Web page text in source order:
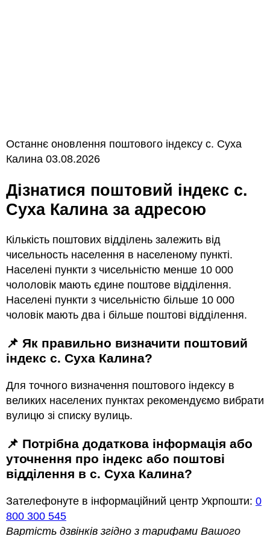
Останнє оновлення поштового індексу с. Суха
Калина 03.08.2026
Дізнатися поштовий індекс с.
Суха Калина за адресою
Кількість поштових відділень залежить від
чисельность населення в населеному пункті.
Населені пункти з чисельністю менше 10 000
чололовік мають єдине поштове відділення.
Населені пункти з чисельністю більше 10 000
чоловік мають два і більше поштові відділення.
📌 Як правильно визначити поштовий
індекс с. Суха Калина?
Для точного визначення поштового індексу в
великих населених пунктах рекомендуємо вибрати
вулицю зі списку вулиць.
📌 Потрібна додаткова інформація або
уточнення про індекс або поштові
відділення в с. Суха Калина?
Зателефонуте в інформаційний центр Укрпошти: 0
800 300 545
Вартість дзвінків згідно з тарифами Вашого